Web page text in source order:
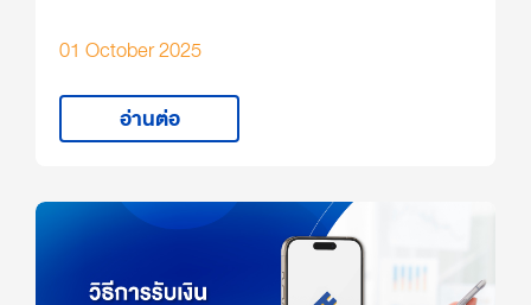
01 October 2025
อ่านต่อ